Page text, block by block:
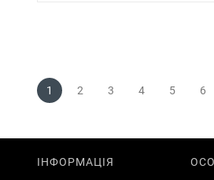
1 2 3 4 5 6
ІНФОРМАЦІЯ